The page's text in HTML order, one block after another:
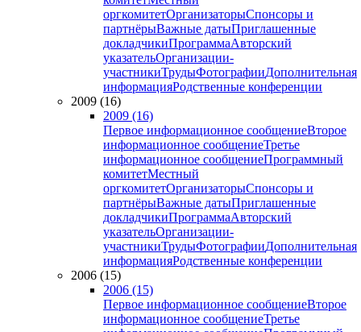
оргкомитетОрганизаторыСпонсоры и
партнёрыВажные датыПриглашенные
докладчикиПрограммаАвторский
указательОрганизации-
участникиТрудыФотографииДополнительная
информацияРодственные конференции
2009 (16)
2009 (16)
Первое информационное сообщениеВторое
информационное сообщениеТретье
информационное сообщениеПрограммный
комитетМестный
оргкомитетОрганизаторыСпонсоры и
партнёрыВажные датыПриглашенные
докладчикиПрограммаАвторский
указательОрганизации-
участникиТрудыФотографииДополнительная
информацияРодственные конференции
2006 (15)
2006 (15)
Первое информационное сообщениеВторое
информационное сообщениеТретье